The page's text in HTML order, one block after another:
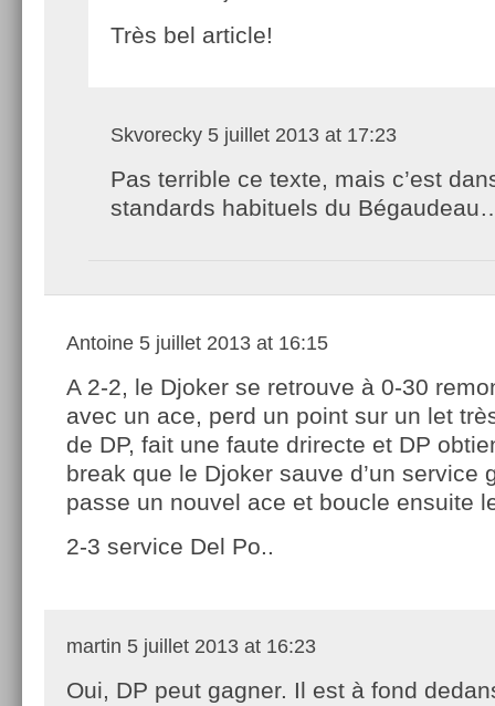
Très bel article!
Skvorecky 5 juillet 2013 at 17:23
Pas terrible ce texte, mais c’est
standards habituels du
Antoine 5 juillet 2013 at 16:15
A 2-2, le Djoker se retrouve à 0-30
avec un ace, perd un point sur un let
de DP, fait une faute drirecte et DP
break que le Djoker sauve d’un service
passe un nouvel ace et boucle ensuite
2-3 service Del Po..
martin 5 juillet 2013 at 16:23
Oui, DP peut gagner. Il est à fond